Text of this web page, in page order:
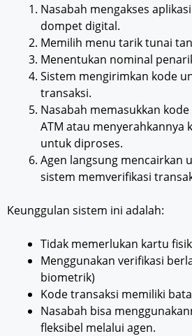
Nasabah mengakses
dompet digital.
Memilih menu tarik tunai
Menentukan nominal
Sistem mengirimkan kode
transaksi.
Nasabah memasukkan
ATM atau menyerahkannya
untuk diproses.
Agen langsung mencairkan
sistem memverifikasi
Keunggulan sistem ini adalah:
Tidak memerlukan kartu fisik
Menggunakan verifikasi
biometrik)
Kode transaksi memiliki
Nasabah bisa
fleksibel melalui agen.